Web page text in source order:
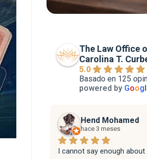
The Law Office
Carolina T.
5.0
Basado en 125
powered by Googl
Hend Mohamed
hace 3 meses
I cannot say enough about